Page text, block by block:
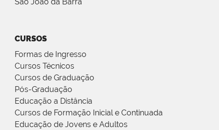
CURSOS
Formas de Ingresso
Cursos Técnicos
Cursos de Graduação
Pós-Graduação
Educação a Distância
Cursos de Formação Inicial e Continuada
Educação de Jovens e Adultos